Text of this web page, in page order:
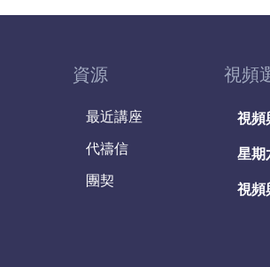
資源
最近講座
代禱信
團契
視頻
視頻
星期
視頻